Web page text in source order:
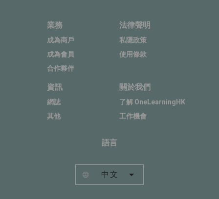
業務
成為商戶
成為會員
合作夥伴
法律聲明
私隱政策
使用條款
資訊
網誌
其他
關於我們
了解 OneLearningHK
工作機會
語言
中文